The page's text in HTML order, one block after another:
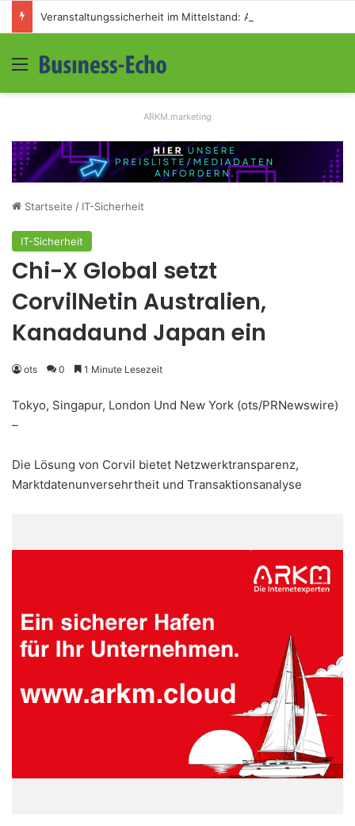
Menü
ARKM.marketing
Startseite / IT-Sicherheit
IT-Sicherheit
Chi-X Global setzt
CorvilNetin Australien,
Kanadaund Japan ein
ots 0 1 Minute Lesezeit
Tokyo, Singapur, London Und New York (ots/PRNewswire)
–
Die Lösung von Corvil bietet Netzwerktransparenz,
Marktdatenunversehrtheit und Transaktionsanalyse